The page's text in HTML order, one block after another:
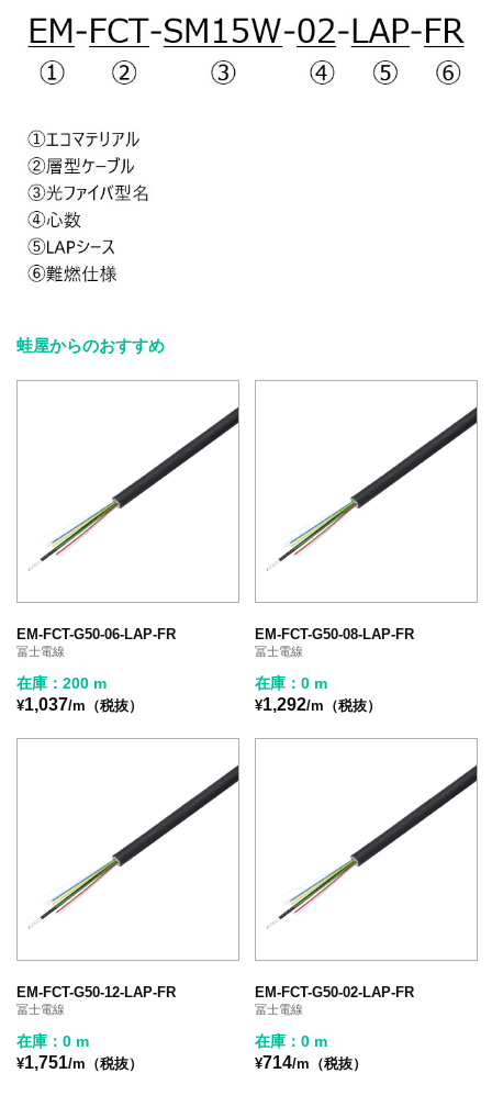
蛙屋からのおすすめ
EM-FCT-G50-06-LAP-FR
冨士電線
在庫：200 m
¥1,037/m（税抜）
EM-FCT-G50-08-LAP-FR
冨士電線
在庫：0 m
¥1,292/m（税抜）
EM-FCT-G50-12-LAP-FR
冨士電線
在庫：0 m
¥1,751/m（税抜）
EM-FCT-G50-02-LAP-FR
冨士電線
在庫：0 m
¥714/m（税抜）